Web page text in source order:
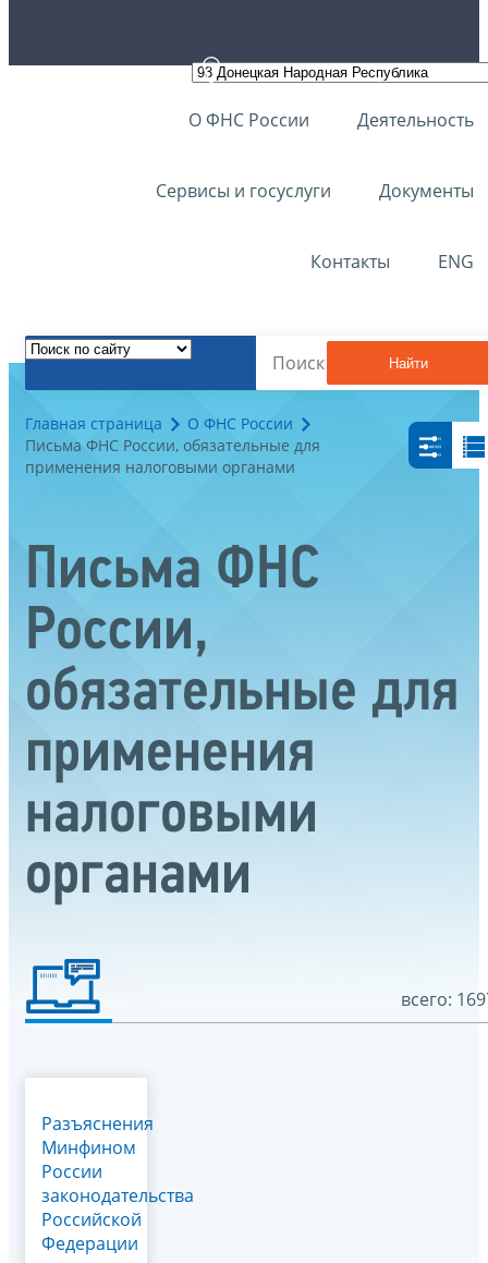
О ФНС России Деятельность
Сервисы и госуслуги Документы
Контакты ENG
Найти
Главная страница
О ФНС России
Письма ФНС России, обязательные для
применения налоговыми органами
Письма ФНС
России,
обязательные для
применения
налоговыми
органами
всего:
Разъяснения
Минфином
России
законодательства
Российской
Федерации